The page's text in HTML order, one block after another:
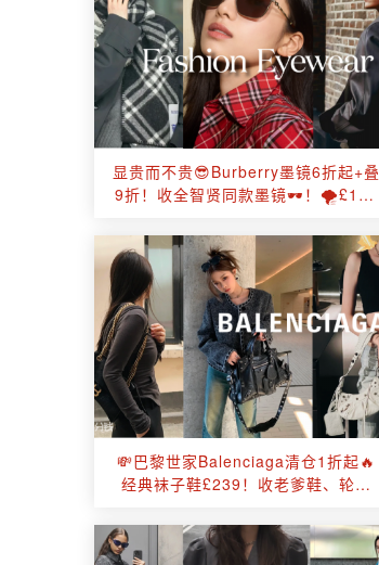
显贵而不贵😎Burberry墨镜6折起+叠
9折！收全智贤同款墨镜🕶️！🌪️£126
💸巴黎世家Balenciaga清仓1折起🔥
经典袜子鞋£239！收老爹鞋、轮胎